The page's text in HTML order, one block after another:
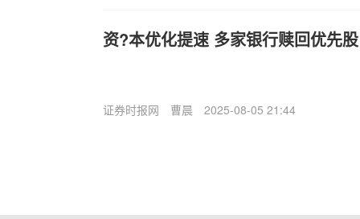
资?本优化提速 多家银行赎回优先股
证券时报网 曹晨 2025-08-05 21:44